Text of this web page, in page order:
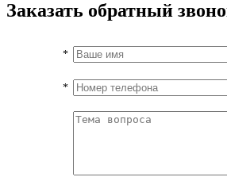
Заказать обратный
*
*